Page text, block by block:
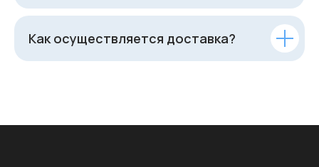
Как осуществляется доставка?